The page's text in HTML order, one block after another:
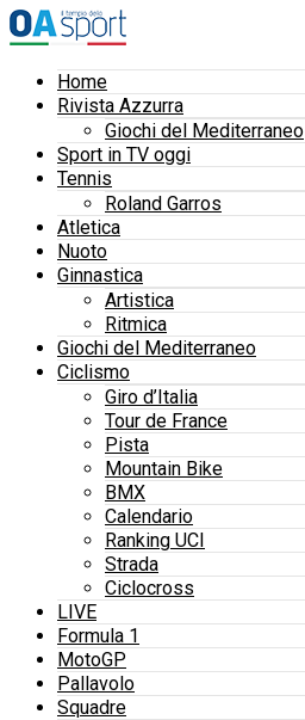
Home
Rivista Azzurra
Giochi del Mediterraneo
Sport in TV oggi
Tennis
Roland Garros
Atletica
Nuoto
Ginnastica
Artistica
Ritmica
Giochi del Mediterraneo
Ciclismo
Giro d’Italia
Tour de France
Pista
Mountain Bike
BMX
Calendario
Ranking UCI
Strada
Ciclocross
LIVE
Formula 1
MotoGP
Pallavolo
Squadre